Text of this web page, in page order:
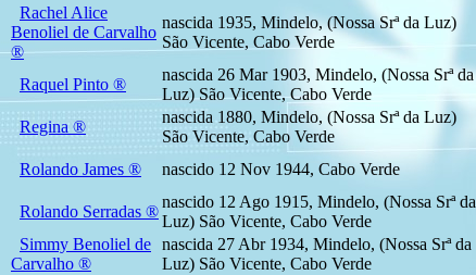
Rachel Alice
Benoliel de Carvalho
®
nascida 1935, Mindelo, (Nossa Srª da Luz)
São Vicente, Cabo Verde
Raquel Pinto ®
nascida 26 Mar 1903, Mindelo, (Nossa Srª da
Luz) São Vicente, Cabo Verde
Regina ®
nascida 1880, Mindelo, (Nossa Srª da Luz)
São Vicente, Cabo Verde
Rolando James ® nascido 12 Nov 1944, Cabo Verde
Rolando Serradas ®
nascido 12 Ago 1915, Mindelo, (Nossa Srª da
Luz) São Vicente, Cabo Verde
Simmy Benoliel de
Carvalho ®
nascida 27 Abr 1934, Mindelo, (Nossa Srª da
Luz) São Vicente, Cabo Verde